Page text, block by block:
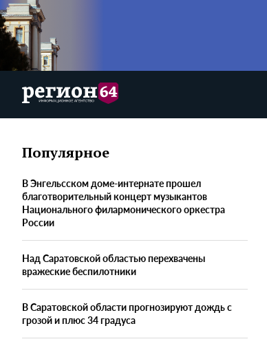
Популярное
В Энгельсском доме-интернате прошел
благотворительный концерт музыкантов
Национального филармонического оркестра
России
Над Саратовской областью перехвачены
вражеские беспилотники
В Саратовской области прогнозируют дождь с
грозой и плюс 34 градуса